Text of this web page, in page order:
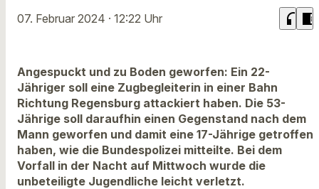
07. Februar 2024 · 12:22 Uhr headphones chrome_reader_mode
Angespuckt und zu Boden geworfen: Ein 22-
Jähriger soll eine Zugbegleiterin in einer Bahn
Richtung Regensburg attackiert haben. Die 53-
Jährige soll daraufhin einen Gegenstand nach dem
Mann geworfen und damit eine 17-Jährige getroffen
haben, wie die Bundespolizei mitteilte. Bei dem
Vorfall in der Nacht auf Mittwoch wurde die
unbeteiligte Jugendliche leicht verletzt.